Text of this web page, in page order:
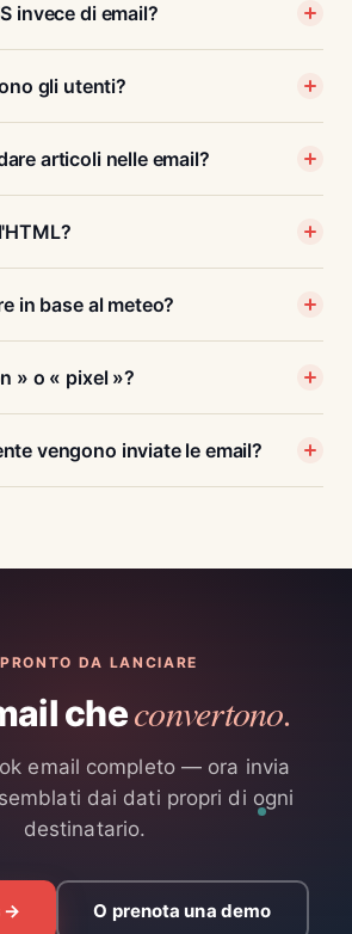
invece di email?
gli utenti?
articoli nelle email?
in base al meteo?
» o « pixel »?
vengono inviate le email?
PRONTO DA LANCIARE
checonvertono.
email completo — ora invia
dai dati propri di ogni
destinatario.
→ O prenota una demo